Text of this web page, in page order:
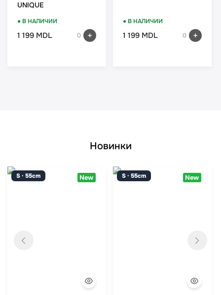
UNIQUE
● В НАЛИЧИИ
1 199 MDL 0
● В НАЛИЧИИ
1 199 MDL 0
Новинки
S · 55cm New S · 55cm New